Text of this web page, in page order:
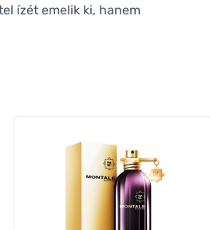
ízét emelik ki, hanem